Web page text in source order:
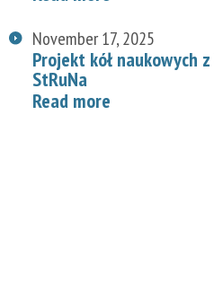
November 17, 2025
Projekt kół naukowych
StRuNa
Read more